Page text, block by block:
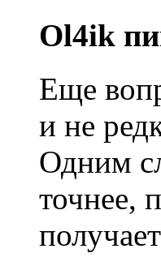
Ol4ik
Еще
и не
Одним
точнее,